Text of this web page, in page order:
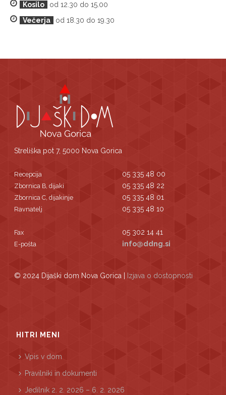
Kosilo
od 12.30 do 15.00
Večerja
od 18.30 do 19.30
Streliška pot 7, 5000 Nova Gorica
Recepcija 05 335 48 00
Zbornica B, dijaki 05 335 48 22
Zbornica C, dijakinje 05 335 48 01
Ravnatelj 05 335 48 10
Fax 05 302 14 41
E-pošta info@ddng.si
© 2024 Dijaški dom Nova Gorica | Izjava o dostopnosti
HITRI MENI
Vpis v dom
Pravilniki in dokumenti
Jedilnik 2. 2. 2026 – 6. 2. 2026